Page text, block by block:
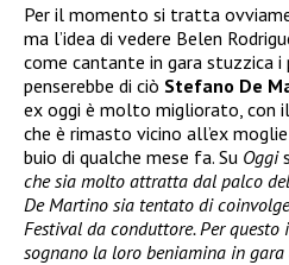
Per il momento si tratta
ma l’idea di vedere Belen
come cantante in gara stuzzica i
penserebbe di ciò Stefano De
ex oggi è molto migliorato, con
che è rimasto vicino all’ex
buio di qualche mese fa. Su Oggi
che sia molto attratta dal palco
De Martino sia tentato di
Festival da conduttore. Per questo
sognano la loro beniamina in gara